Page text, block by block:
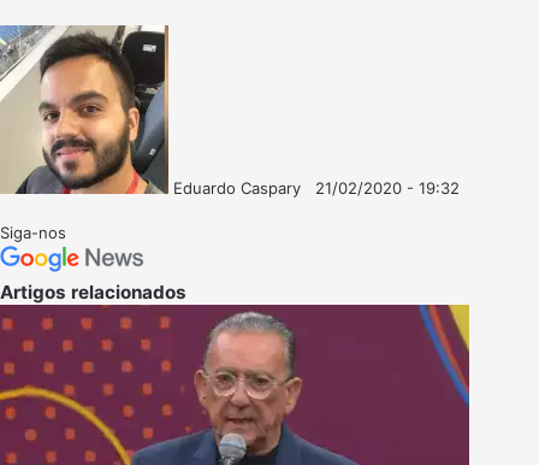
Eduardo Caspary
21/02/2020 - 19:32
Siga-nos
Artigos relacionados